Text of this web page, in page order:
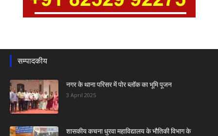
सम्पादकीय
नगर के थाना परिसर में पोर ब्लॉक का भूमि पूजन
3 April 2025
शासकीय कचना धुरवा महाविद्यालय के भौतिकी विभाग के